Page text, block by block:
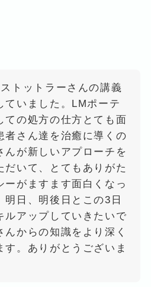
トットラーさんの講義
ていました。LMポーテ
ての処方の仕方とても面
者さん達を治癒に導くの
んが新しいアプローチを
だいて、とてもありがた
ーがますます面白くなっ
明日、明後日とこの3日
ルアップしていきたいで
からの知識をより深く
す。ありがとうございま